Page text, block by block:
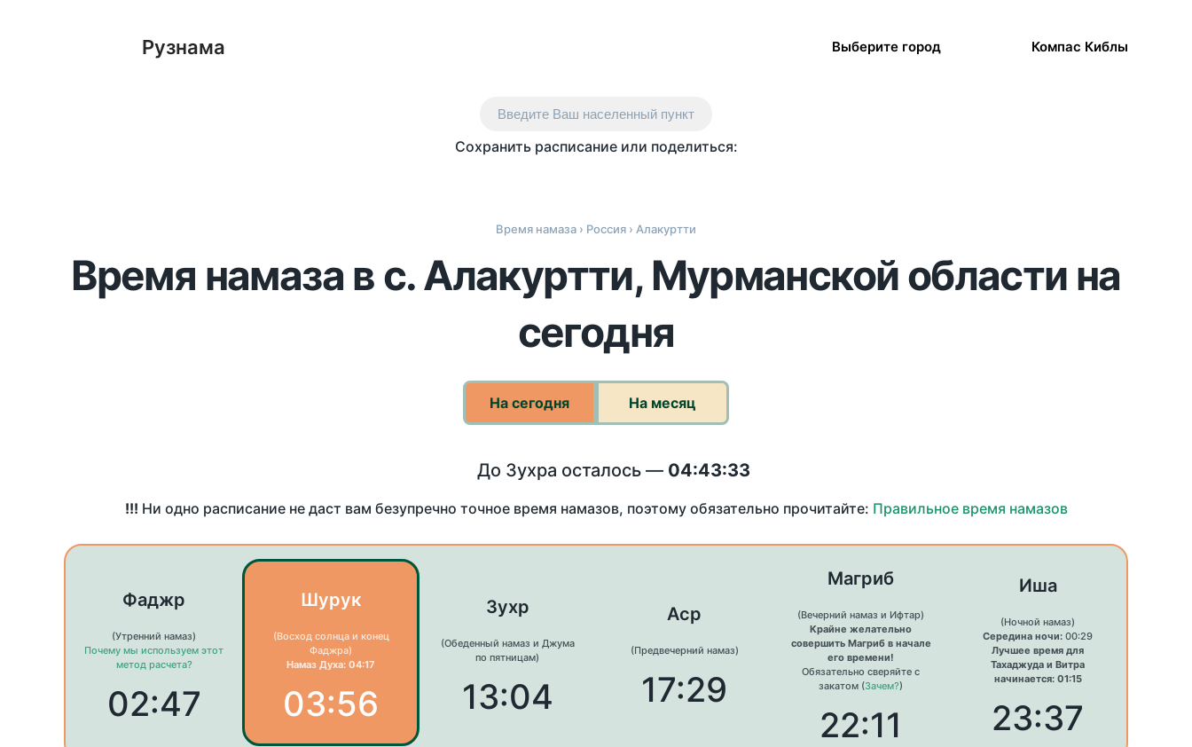
Рузнама Выберите город Компас Киблы
Введите Ваш населенный пункт
Сохранить расписание или поделиться:
Время намаза › Россия › Алакуртти
Время намаза в с. Алакуртти, Мурманской области на
сегодня
На сегодня На месяц
До Зухра осталось — 04:43:33
!!! Ни одно расписание не даст вам безупречно точное время намазов, поэтому обязательно прочитайте: Правильное время намазов
Фаджр
(Утренний намаз)
Почему мы используем этот
метод расчета?
02:47
Шурук
(Восход солнца и конец
Фаджра)
Намаз Духа: 04:17
03:56
Зухр
(Обеденный намаз и Джума
по пятницам)
13:04
Аср
(Предвечерний намаз)
17:29
Магриб
(Вечерний намаз и Ифтар)
Крайне желательно
совершить Магриб в начале
его времени!
Обязательно сверяйте с
закатом (Зачем?)
22:11
Иша
(Ночной намаз)
Середина ночи: 00:29
Лучшее время для
Тахаджуда и Витра
начинается: 01:15
23:37